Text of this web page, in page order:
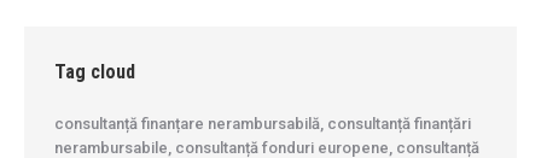
Tag cloud
consultanță finanțare nerambursabilă, consultanță finanțări
nerambursabile, consultanță fonduri europene, consultanță